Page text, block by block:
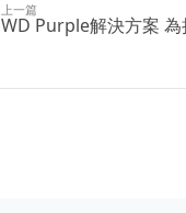
上一篇
WD Purple解決方案 為